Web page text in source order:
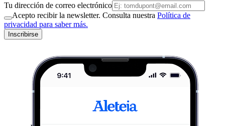
Tu dirección de correo electrónico
Acepto recibir la newsletter. Consulta nuestra Política de
privacidad para saber más.
Inscribirse